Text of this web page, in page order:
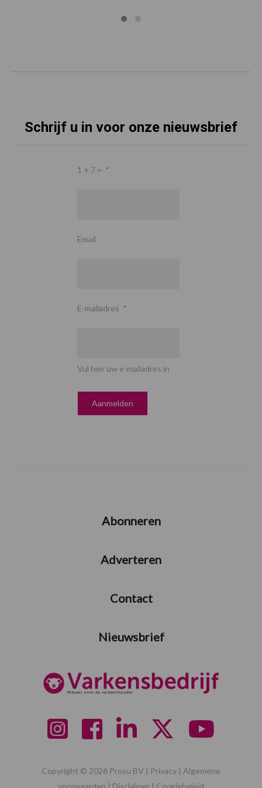
Schrijf u in voor onze nieuwsbrief
1 + 7 = *
Email
E-mailadres *
Vul hier uw e-mailadres in
Abonneren
Adverteren
Contact
Nieuwsbrief
Copyright © 2026 Prosu BV | Privacy | Algemene